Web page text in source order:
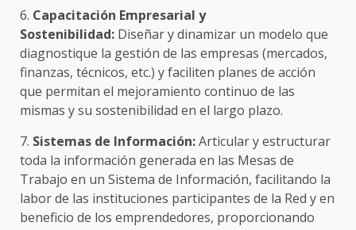
6. Capacitación Empresarial y
Sostenibilidad: Diseñar y dinamizar un modelo que
diagnostique la gestión de las empresas (mercados,
finanzas, técnicos, etc.) y faciliten planes de acción
que permitan el mejoramiento continuo de las
mismas y su sostenibilidad en el largo plazo.
7. Sistemas de Información:Articular y estructurar
toda la información generada en las Mesas de
Trabajo en un Sistema de Información, facilitando la
labor de las instituciones participantes de la Red y en
beneficio de los emprendedores, proporcionando